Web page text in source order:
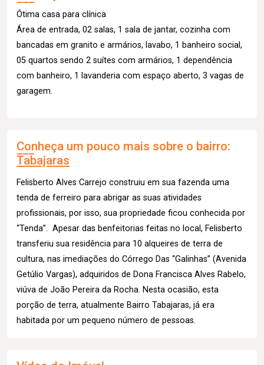
Ótima casa para clínica
Área de entrada, 02 salas, 1 sala de jantar, cozinha com
bancadas em granito e armários, lavabo, 1 banheiro social,
05 quartos sendo 2 suítes com armários, 1 dependência
com banheiro, 1 lavanderia com espaço aberto, 3 vagas de
garagem.
Conheça um pouco mais sobre o bairro:
Tabajaras
Felisberto Alves Carrejo construiu em sua fazenda uma
tenda de ferreiro para abrigar as suas atividades
profissionais, por isso, sua propriedade ficou conhecida por
“Tenda”. Apesar das benfeitorias feitas no local, Felisberto
transferiu sua residência para 10 alqueires de terra de
cultura, nas imediações do Córrego Das “Galinhas” (Avenida
Getúlio Vargas), adquiridos de Dona Francisca Alves Rabelo,
viúva de João Pereira da Rocha. Nesta ocasião, esta
porção de terra, atualmente Bairro Tabajaras, já era
habitada por um pequeno número de pessoas.